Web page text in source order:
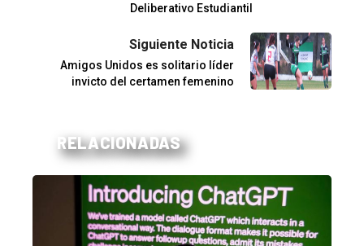
Deliberativo Estudiantil
Siguiente Noticia
Amigos Unidos es solitario líder
invicto del certamen femenino
RELACIONADAS